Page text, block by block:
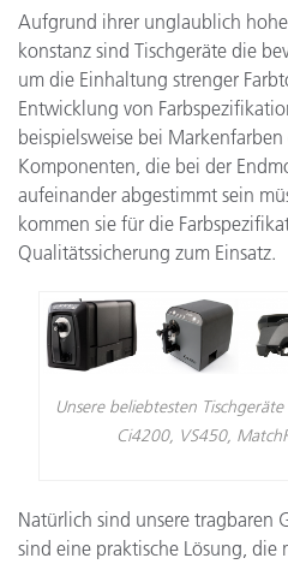
Aufgrund ihrer unglaublich
konstanz sind Tischgeräte die
um die Einhaltung strenger
Entwicklung von
beispielsweise bei
Komponenten, die bei der
aufeinander abgestimmt sein
kommen sie für die
Qualitätssicherung zum Einsatz.
Unsere beliebtesten
Ci4200, VS450,
Natürlich sind unsere tragbaren
sind eine praktische Lösung, die